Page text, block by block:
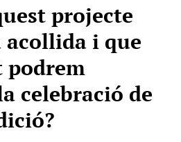
projecte
i que
podrem
celebració de